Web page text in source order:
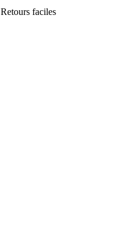
Retours faciles